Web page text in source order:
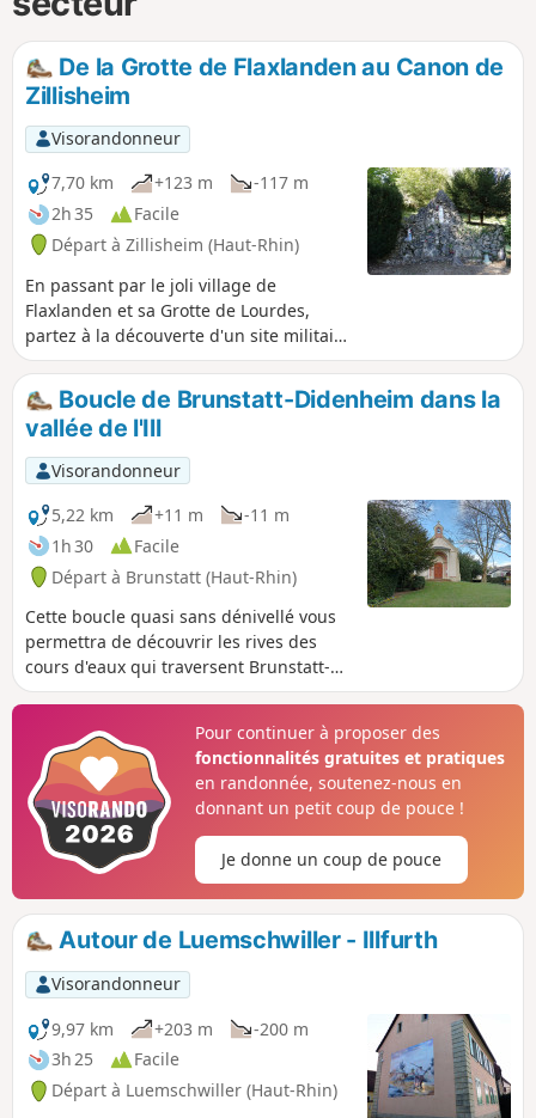
De la Grotte de Flaxlanden au Canon de
Zillisheim
Visorandonneur
7,70 km
+123 m
-117 m
2h 35
Facile
Départ à Zillisheim (Haut-Rhin)
En passant par le joli village de
Flaxlanden et sa Grotte de Lourdes,
partez à la découverte d'un site militaire
de la première guerre mondiale dans
les hauteurs de Zillisheim. Apprenez-en
un peu sur la nature avec les sentiers
découverte sur le parcours et profitez
des nombreux points de vue qui vous
attendent en chemin !
Boucle de Brunstatt-Didenheim dans la
vallée de l'Ill
Visorandonneur
5,22 km
+11 m
-11 m
1h 30
Facile
Départ à Brunstatt (Haut-Rhin)
Cette boucle quasi sans dénivellé vous
permettra de découvrir les rives des
cours d'eaux qui traversent Brunstatt-
Didenheim. l'Ill, le Canal du Rhône au
sa végétation. À ne pas pratiquer par
vent fort ni en période de crue
Pour continuer à proposer des
fonctionnalités gratuites et pratiques
en randonnée, soutenez-nous en
donnant un petit coup de pouce !
Je donne un coup de pouce
Autour de Luemschwiller - Illfurth
Visorandonneur
9,97 km
+203 m
-200 m
3h 25
Facile
Départ à Luemschwiller (Haut-Rhin)